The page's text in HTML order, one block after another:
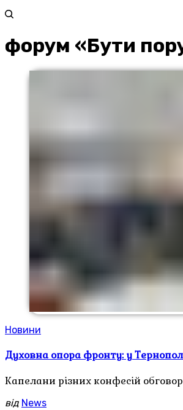
форум «Бути
Новини
Духовна опора фронту: у
Капелани різних конфесій
від News